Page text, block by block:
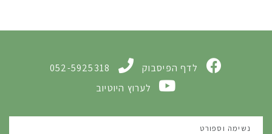
לדף הפיסבוק
052-5925318
לערוץ היוטיוב
נשימה וספורט